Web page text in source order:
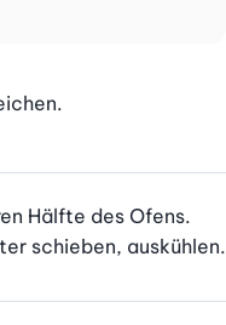
Hälfte des Ofens.
schieben, auskühlen.